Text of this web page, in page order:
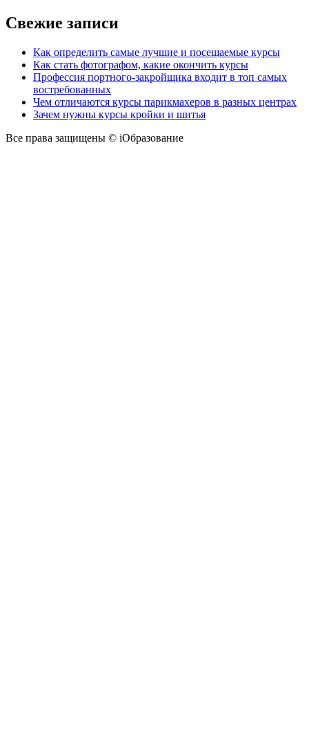
Свежие записи
Как определить самые лучшие и посещаемые курсы
Как стать фотографом, какие окончить курсы
Профессия портного-закройщика входит в топ самых
востребованных
Чем отличаются курсы парикмахеров в разных центрах
Зачем нужны курсы кройки и шитья
Все права защищены © iОбразование